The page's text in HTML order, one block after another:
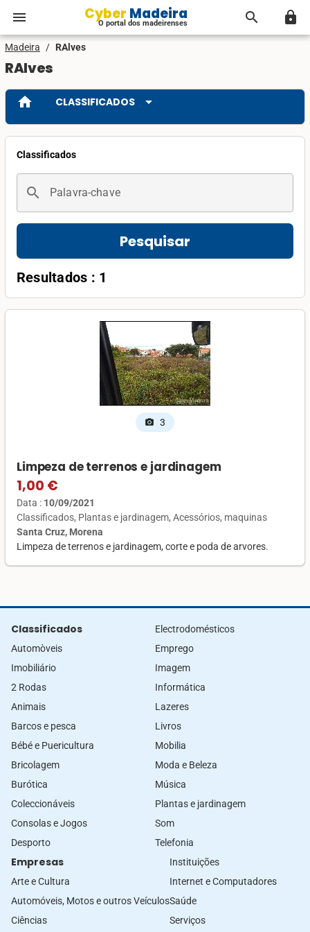
menu Cyber Madeira
O portal dos madeirenses search lock
Madeira / RAlves
RAlves
home CLASSIFICADOS arrow_drop_down
Classificados
search Palavra-chave
Pesquisar
Resultados : 1
photo_camera 3
Limpeza de terrenos e jardinagem
1,00 €
Data : 10/09/2021
Classificados Plantas e jardinagem Acessórios, maquinas
Santa Cruz, Morena
Limpeza de terrenos e jardinagem, corte e poda de arvores.
Classificados
Automòveis
Imobiliário
2 Rodas
Animais
Barcos e pesca
Bébé e Puericultura
Bricolagem
Burótica
Coleccionáveis
Consolas e Jogos
Desporto
Electrodomésticos
Emprego
Imagem
Informática
Lazeres
Livros
Mobilia
Moda e Beleza
Música
Plantas e jardinagem
Som
Telefonia
Empresas
Arte e Cultura
Automóveis, Motos e outros Veículos
Ciências
Instituições
Internet e Computadores
Saúde
Serviços